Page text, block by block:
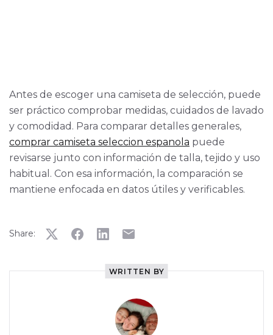
Antes de escoger una camiseta de selección, puede
ser práctico comprobar medidas, cuidados de lavado
y comodidad. Para comparar detalles generales,
comprar camiseta seleccion espanola puede
revisarse junto con información de talla, tejido y uso
habitual. Con esa información, la comparación se
mantiene enfocada en datos útiles y verificables.
Share:
WRITTEN BY